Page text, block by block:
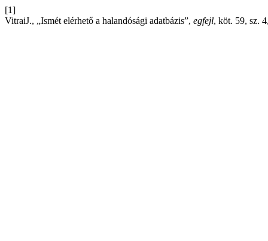
[1]
VitraiJ., „Ismét elérhető a halandósági adatbázis”, egfejl, köt. 59, sz.